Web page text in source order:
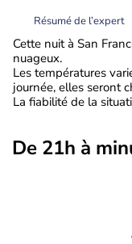
Résumé de l’expert
Cette nuit à San
nuageux.
Les températures
journée, elles seront
La fiabilité de la
De 21h à